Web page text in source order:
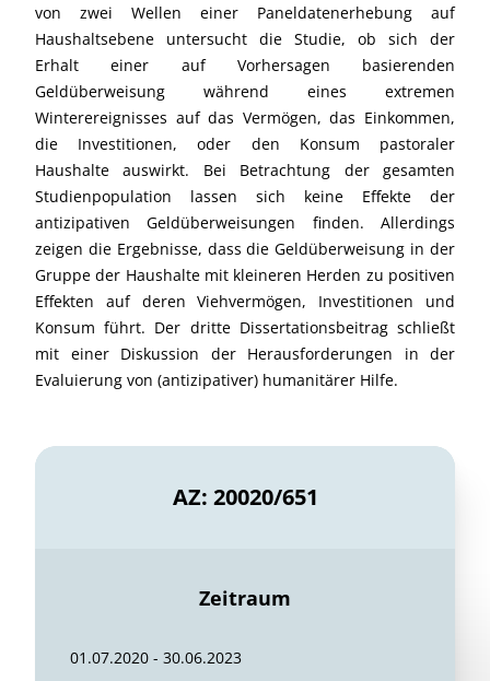
von zwei Wellen einer Paneldatenerhebung auf
Haushaltsebene untersucht die Studie, ob sich der
Erhalt einer auf Vorhersagen basierenden
Geldüberweisung während eines extremen
Winterereignisses auf das Vermögen, das Einkommen,
die Investitionen, oder den Konsum pastoraler
Haushalte auswirkt. Bei Betrachtung der gesamten
Studienpopulation lassen sich keine Effekte der
antizipativen Geldüberweisungen finden. Allerdings
zeigen die Ergebnisse, dass die Geldüberweisung in der
Gruppe der Haushalte mit kleineren Herden zu positiven
Effekten auf deren Viehvermögen, Investitionen und
Konsum führt. Der dritte Dissertationsbeitrag schließt
mit einer Diskussion der Herausforderungen in der
Evaluierung von (antizipativer) humanitärer Hilfe.
AZ: 20020/651
Zeitraum
01.07.2020 - 30.06.2023